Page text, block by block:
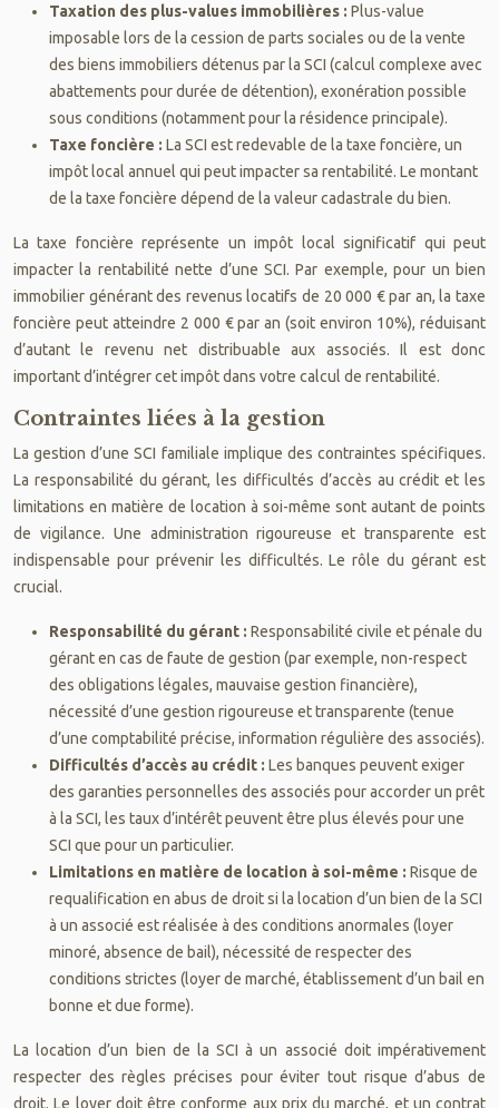
Taxation des plus-values immobilières : Plus-value
imposable lors de la cession de parts sociales ou de la vente
des biens immobiliers détenus par la SCI (calcul complexe avec
abattements pour durée de détention), exonération possible
sous conditions (notamment pour la résidence principale).
Taxe foncière : La SCI est redevable de la taxe foncière, un
impôt local annuel qui peut impacter sa rentabilité. Le montant
de la taxe foncière dépend de la valeur cadastrale du bien.
La taxe foncière représente un impôt local significatif qui peut
impacter la rentabilité nette d’une SCI. Par exemple, pour un bien
immobilier générant des revenus locatifs de 20 000 € par an, la taxe
foncière peut atteindre 2 000 € par an (soit environ 10%), réduisant
d’autant le revenu net distribuable aux associés. Il est donc
important d’intégrer cet impôt dans votre calcul de rentabilité.
Contraintes liées à la gestion
La gestion d’une SCI familiale implique des contraintes spécifiques.
La responsabilité du gérant, les difficultés d’accès au crédit et les
limitations en matière de location à soi-même sont autant de points
de vigilance. Une administration rigoureuse et transparente est
indispensable pour prévenir les difficultés. Le rôle du gérant est
crucial.
Responsabilité du gérant : Responsabilité civile et pénale du
gérant en cas de faute de gestion (par exemple, non-respect
des obligations légales, mauvaise gestion financière),
nécessité d’une gestion rigoureuse et transparente (tenue
d’une comptabilité précise, information régulière des associés).
Difficultés d’accès au crédit : Les banques peuvent exiger
des garanties personnelles des associés pour accorder un prêt
à la SCI, les taux d’intérêt peuvent être plus élevés pour une
SCI que pour un particulier.
Limitations en matière de location à soi-même : Risque de
requalification en abus de droit si la location d’un bien de la SCI
à un associé est réalisée à des conditions anormales (loyer
minoré, absence de bail), nécessité de respecter des
conditions strictes (loyer de marché, établissement d’un bail en
bonne et due forme).
La location d’un bien de la SCI à un associé doit impérativement
respecter des règles précises pour éviter tout risque d’abus de
droit. Le loyer doit être conforme aux prix du marché, et un contrat